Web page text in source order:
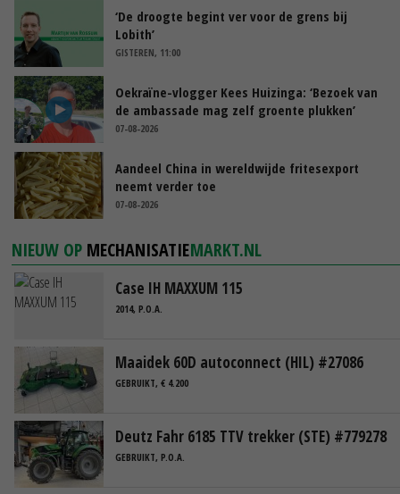
‘De droogte begint ver voor de grens bij
Lobith’
GISTEREN, 11:00
Oekraïne-vlogger Kees Huizinga: ‘Bezoek van
de ambassade mag zelf groente plukken’
07-08-2026
Aandeel China in wereldwijde fritesexport
neemt verder toe
07-08-2026
NIEUW OP MECHANISATIEMARKT.NL
Case IH MAXXUM 115
2014, P.O.A.
Maaidek 60D autoconnect (HIL) #27086
GEBRUIKT, € 4.200
Deutz Fahr 6185 TTV trekker (STE) #779278
GEBRUIKT, P.O.A.